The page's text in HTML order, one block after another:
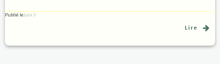
Publié leJuin 3
Lire